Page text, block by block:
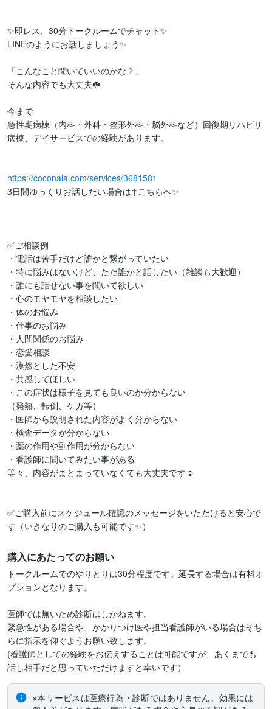
✨即レス、30分トークルームでチャット✨
LINEのようにお話しましょう✨
「こんなこと聞いていいのかな？」
そんな内容でも大丈夫☘️
今まで
急性期病棟（内科・外科・整形外科・脳外科など）回復期リハビリ
病棟、デイサービスでの経験があります。
https://coconala.com/services/3681581
3日間ゆっくりお話したい場合は↑こちらへ✨
✅ご相談例
・電話は苦手だけど誰かと繋がっていたい
・特に悩みはないけど、ただ誰かと話したい（雑談も大歓迎）
・誰にも話せない事を聞いて欲しい
・心のモヤモヤを相談したい
・体のお悩み
・仕事のお悩み
・人間関係のお悩み
・恋愛相談
・漠然とした不安
・共感してほしい
・この症状は様子を見ても良いのか分からない
（発熱、転倒、ケガ等）
・医師から説明された内容がよく分からない
・検査データが分からない
・薬の作用や副作用が分からない
・看護師に聞いてみたい事がある
等々、内容がまとまっていなくても大丈夫です☺️
✅ご購入前にスケジュール確認のメッセージをいただけると安心で
す（いきなりのご購入も可能です✨）
購入にあたってのお願い
トークルームでのやりとりは30分程度です。延長する場合は有料オ
プションとなります。
医師では無いため診断はしかねます。
緊急性がある場合や、かかりつけ医や担当看護師がいる場合はそち
らに指示を仰ぐようお願い致します。
(看護師としての経験をお伝えすることは可能ですが、あくまでも
話し相手だと思っていただけますと幸いです）
※本サービスは医療行為・診断ではありません。効果には